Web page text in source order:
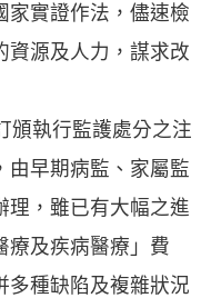
家實證作法，儘速檢
資源及人力，謀求改
頒執行監護處分之注
由早期病監、家屬監
理，雖已有大幅之進
療及疾病醫療」費
多種缺陷及複雜狀況